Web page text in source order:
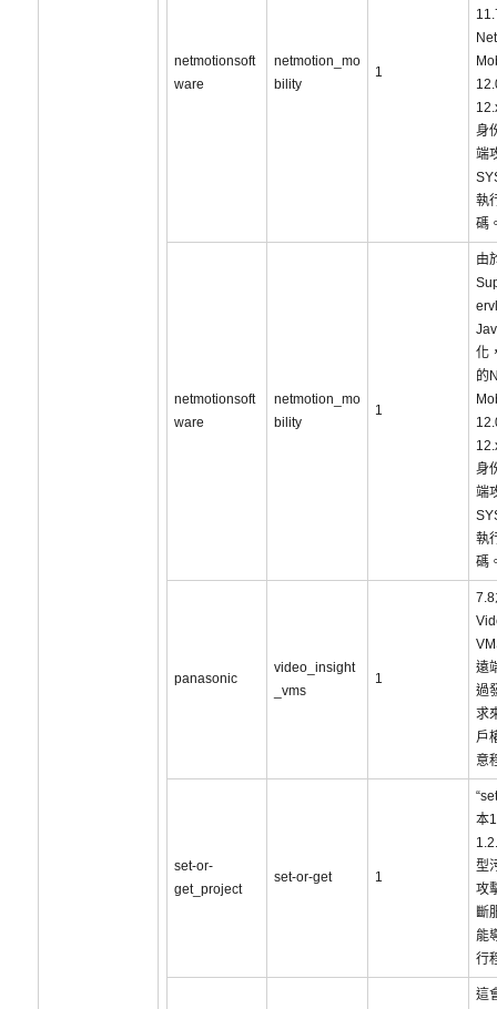
netmotionsoft
ware
netmotion_mo
bility
1
身
端
執
碼
netmotionsoft
ware
netmotion_mo
bility
1
由
化
的
身
端
執
碼
panasonic
video_insight
_vms
1
7.8
遠
過
求
戶
意
set-or-
get_project
set-or-get 1
本
型
攻
斷
能
行
這